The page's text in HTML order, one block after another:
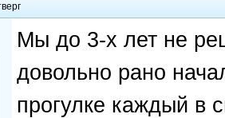
Мы до 3-х лет не
довольно рано
прогулке каждый в